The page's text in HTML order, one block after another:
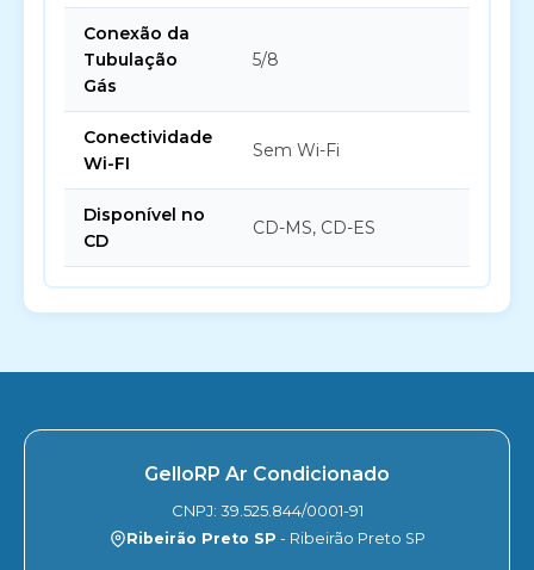
Conexão da
Tubulação
Gás
5/8
Conectividade
Wi-FI
Sem Wi-Fi
Disponível no
CD
CD-MS, CD-ES
GelloRP Ar Condicionado
CNPJ: 39.525.844/0001-91
Ribeirão Preto SP - Ribeirão Preto SP